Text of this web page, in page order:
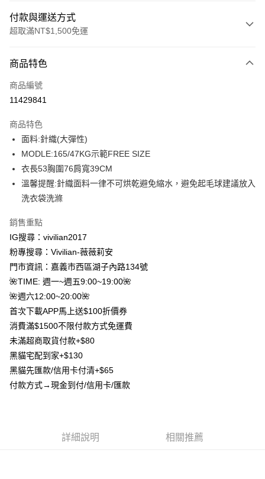
付款與運送方式
超取滿NT$1,500免運
信用卡一次付款
信用卡分期付款
合作金庫商業銀行
華南商業銀行
上海商業儲蓄銀行
台北富邦商業銀行
國泰世華商業銀行
臺灣中小企業銀行
台中商業銀行
匯豐（台灣）商業銀行
聯邦商業銀行
元大商業銀行
台新國際商業銀行
台灣樂天信用卡公司
超商取貨付款
LINE Pay
Apple Pay
街口支付
悠遊付
Google Pay
大哥付你分期
相關說明
【大哥付你分期使用說明】
2.付款方式選擇「大哥付你分期」，訂單成立後會自動跳轉到大哥付的交易
流程，驗證手機門號後，選擇欲分期的期數、繳款截止日，確認付款後即完
成交易。
3.實際核准額度、可分期數及費用金額請依後續交易確認頁面所載為準。
4.訂單成立30分鐘內，如未前往確認交易或遇審核未通過，訂單將自動取
消。如遇「轉專審核」未通過狀況，表示未達大哥付你分期系統評分，恕無
【繳款方式說明】
帳／街口支付／iPASS MONEY」等通路繳費。
AFTEE先享後付
相關說明
【關於「AFTEE先享後付」】
AFTEE先享後付是「在收到商品之後才付款」的支付方式。 讓您購物簡單
便利好安心！
１．簡單：不需註冊會員、不需綁卡、不需儲值。
２．便利：只要手機號碼，簡訊認證，即可結帳。
３．安心：先確認商品／服務後，再付款。
２．訂單成立數日內，您將收到繳費通知簡訊。
ATM付款
貨到付款
運送方式
商品特色
商品編號
11429841
商品特色
面料:針織(大彈性)
MODLE:165/47KG示範FREE SIZE
衣長53胸圍76肩寬39CM
溫馨提醒:針織面料一律不可烘乾避免縮水，避免起毛球建議放入
洗衣袋洗滌
銷售重點
IG搜尋：vivilian2017
粉專搜尋：Vivilian-薇薇莉安
門市資訊：嘉義市西區湖子內路134號
🌺TIME: 週一~週五9:00~19:00🌺
🌺週六12:00~20:00🌺
首次下載APP馬上送$100折價券
消費滿$1500不限付款方式免運費
未滿超商取貨付款+$80
黑貓宅配到家+$130
黑貓先匯款/信用卡付清+$65
付款方式→現金到付/信用卡/匯款
詳細說明 相關推薦